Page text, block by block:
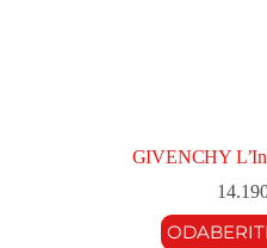
GIVENCHY